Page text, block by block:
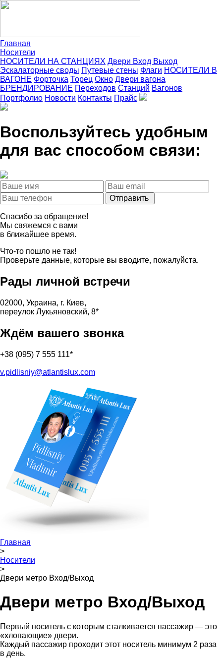
Главная
Носители
НОСИТЕЛИ НА СТАНЦИЯХ Двери Вход Выход
Эскалаторные своды Путевые стены Флаги НОСИТЕЛИ В
ВАГОНЕ Форточка Торец Окно Двери вагона
БРЕНДИРОВАНИЕ Переходов Станций Вагонов
Портфолио Новости Контакты Прайс
Воспользуйтесь удобным
для вас способом связи:
Спасибо за обращение!
Мы свяжемся с вами
в ближайшее время.
Что-то пошло не так!
Проверьте данные, которые вы вводите, пожалуйста.
Рады личной встречи
02000, Украина, г. Киев,
переулок Лукьяновский, 8*
Ждём вашего звонка
+38 (095) 7 555 111*
v.pidlisniy@atlantislux.com
Главная
>
Носители
>
Двери метро Вход/Выход
Двери метро Вход/Выход
Первый носитель с которым сталкивается пассажир — это
«хлопающие» двери.
Каждый пассажир проходит этот носитель минимум 2 раза
в день.